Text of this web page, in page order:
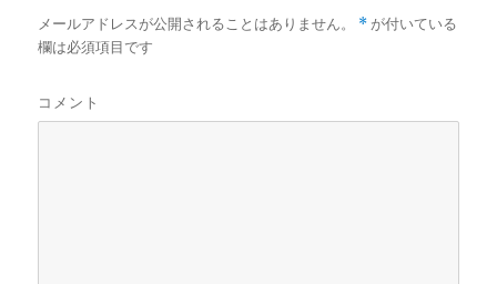
メールアドレスが公開されることはありません。 * が付いている
欄は必須項目です
コメント